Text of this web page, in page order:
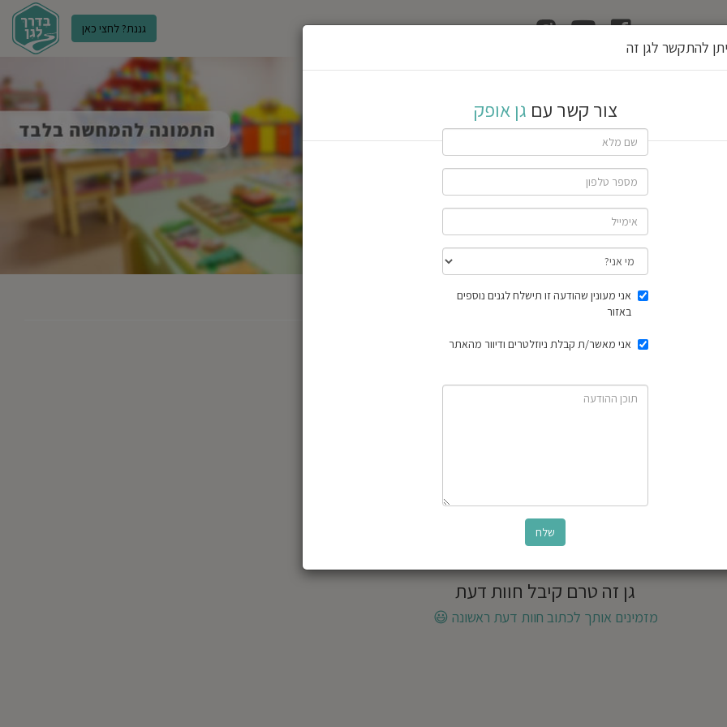
גננת? לחצי כאן
הוצאת רשיון גן
חוות דעת
גן זה טרם קיבל חוות דעת
מזמינים אותך לכתוב חוות דעת ראשונה 😃
להתקשר לגן זה
צור קשר עם גן אופק
אני מעונין שהודעה זו תישלח לגנים נוספים
באזור
אני מאשר/ת קבלת ניוזלטרים ודיוור מהאתר